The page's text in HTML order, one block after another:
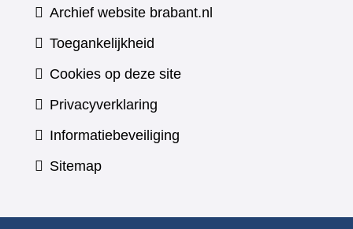
website)
Archief website brabant.nl
Toegankelijkheid
Cookies op deze site
Privacyverklaring
Informatiebeveiliging
Sitemap